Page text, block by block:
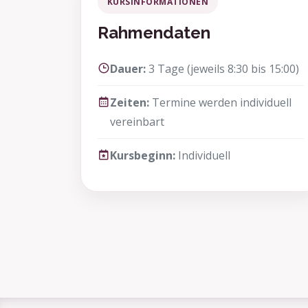
Rahmendaten
Dauer:3 Tage (jeweils 8:30 bis 15:00)
Zeiten: Termine werden individuell
vereinbart
Kursbeginn: Individuell